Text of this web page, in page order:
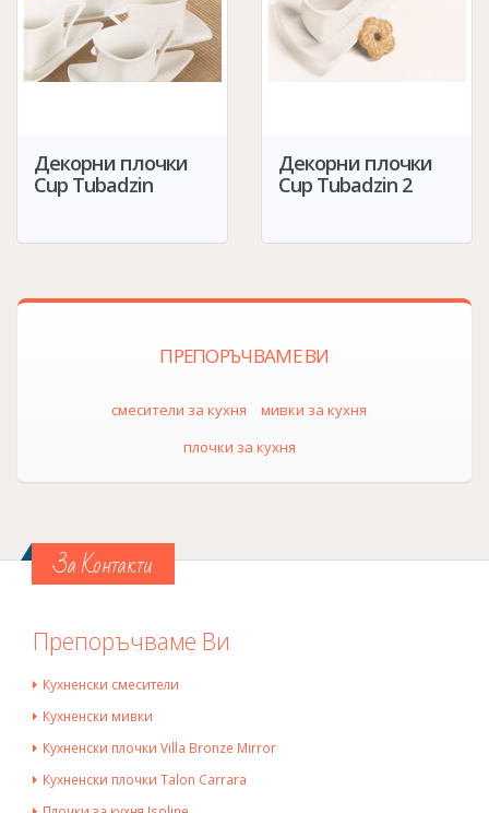
Декорни плочки
Cup Tubadzin
Декорни плочки
Cup Tubadzin 2
ПРЕПОРЪЧВАМЕ ВИ
смесители за кухня
мивки за кухня
плочки за кухня
За Контакти
Препоръчваме Ви
Кухненски смесители
Кухненски мивки
Кухненски плочки Villa Bronze Mirror
Кухненски плочки Talon Carrara